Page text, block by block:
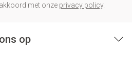
met onze privacy policy.
op